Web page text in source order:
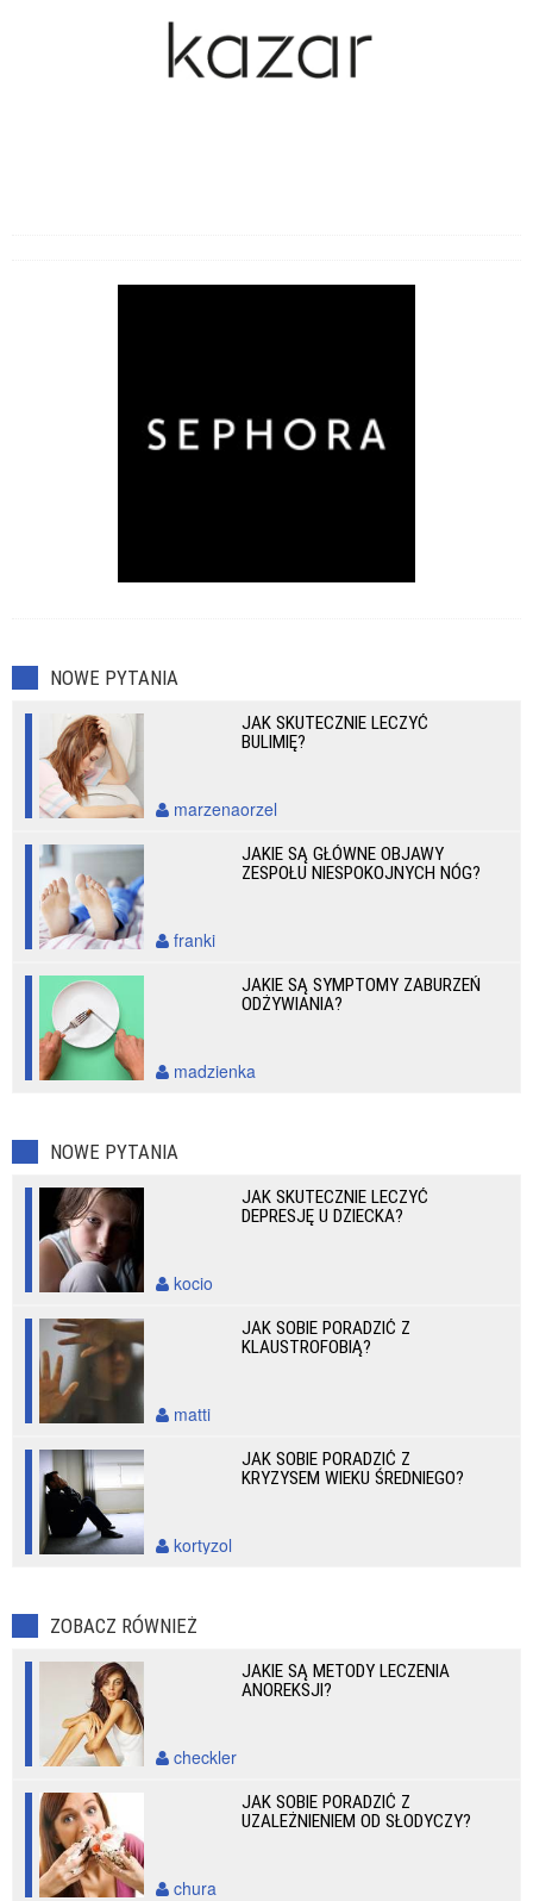
NOWE PYTANIA
JAK SKUTECZNIE LECZYĆ
BULIMIĘ?
marzenaorzel
JAKIE SĄ GŁÓWNE OBJAWY
ZESPOŁU NIESPOKOJNYCH NÓG?
franki
JAKIE SĄ SYMPTOMY ZABURZEŃ
ODŻYWIANIA?
madzienka
NOWE PYTANIA
JAK SKUTECZNIE LECZYĆ
DEPRESJĘ U DZIECKA?
kocio
JAK SOBIE PORADZIĆ Z
KLAUSTROFOBIĄ?
matti
JAK SOBIE PORADZIĆ Z
KRYZYSEM WIEKU ŚREDNIEGO?
kortyzol
ZOBACZ RÓWNIEŻ
JAKIE SĄ METODY LECZENIA
ANOREKSJI?
checkler
JAK SOBIE PORADZIĆ Z
UZALEŻNIENIEM OD SŁODYCZY?
chura